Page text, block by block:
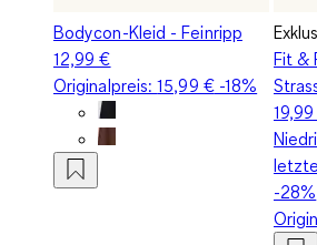
Bodycon-Kleid - Feinripp
12,99 €
Originalpreis:15,99 €-18%
Fit &
-28%